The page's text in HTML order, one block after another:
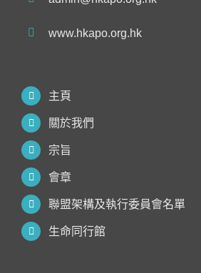
www.hkapo.org.hk
主頁
關於我們
宗旨
會章
聯盟架構及執行委員會名單
生命同行館